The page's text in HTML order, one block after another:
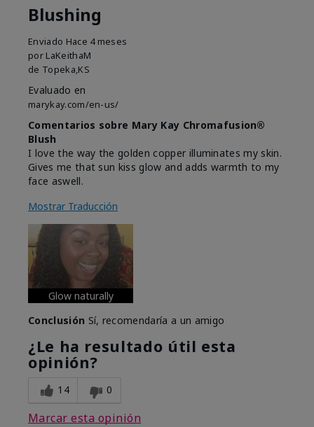
Blushing
Enviado Hace 4 meses
por LaKeithaM
de Topeka,KS
Evaluado en
marykay.com/en-us/
Comentarios sobre Mary Kay Chromafusion®
Blush
I love the way the golden copper illuminates my skin.
Gives me that sun kiss glow and adds warmth to my
face aswell.
Mostrar Traducción
Glow naturally
Conclusión Sí, recomendaría a un amigo
¿Le ha resultado útil esta
opinión?
14 0
Marcar esta opinión